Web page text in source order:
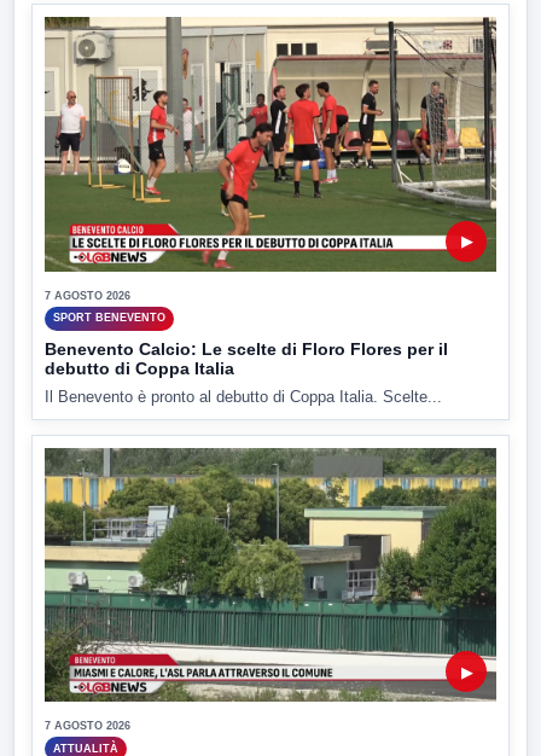
▶
7 AGOSTO 2026
SPORT BENEVENTO
Benevento Calcio: Le scelte di Floro Flores per il
debutto di Coppa Italia
Il Benevento è pronto al debutto di Coppa Italia. Scelte...
▶
7 AGOSTO 2026
ATTUALITÀ